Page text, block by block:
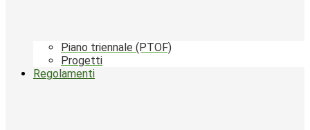
Piano triennale (PTOF)
Progetti
Regolamenti